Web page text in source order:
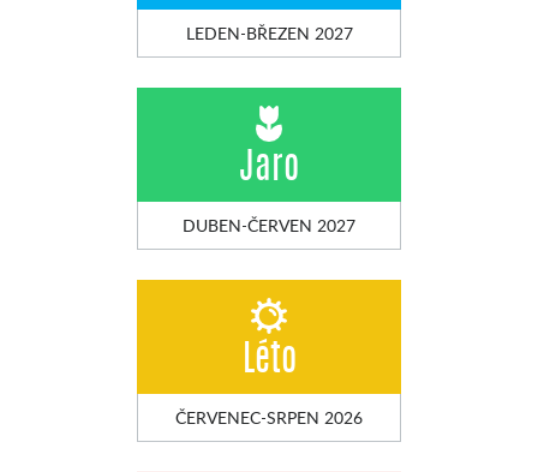
LEDEN-BŘEZEN 2027
Jaro
DUBEN-ČERVEN 2027
Léto
ČERVENEC-SRPEN 2026